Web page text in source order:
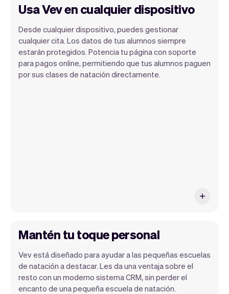
Usa Vev en cualquier dispositivo
Desde cualquier dispositivo, puedes gestionar
cualquier cita. Los datos de tus alumnos siempre
estarán protegidos. Potencia tu página con soporte
para pagos online, permitiendo que tus alumnos paguen
por sus clases de natación directamente.
Vev te permite enfocarte en tu día.
Mantén tu toque personal
Vev está diseñado para ayudar a las pequeñas escuelas
de natación a destacar. Les da una ventaja sobre el
resto con un moderno sistema CRM, sin perder el
encanto de una pequeña escuela de natación.